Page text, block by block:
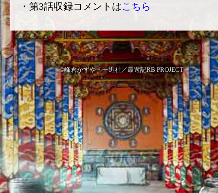
・第3話収録コメントはこちら
©峰倉かずや・一迅社／最遊記RB PROJECT